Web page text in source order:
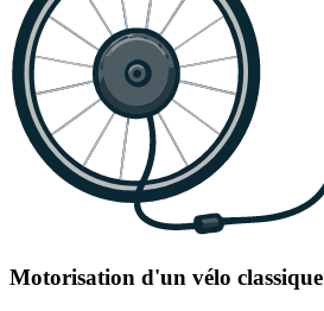
Motorisation d'un vélo classique